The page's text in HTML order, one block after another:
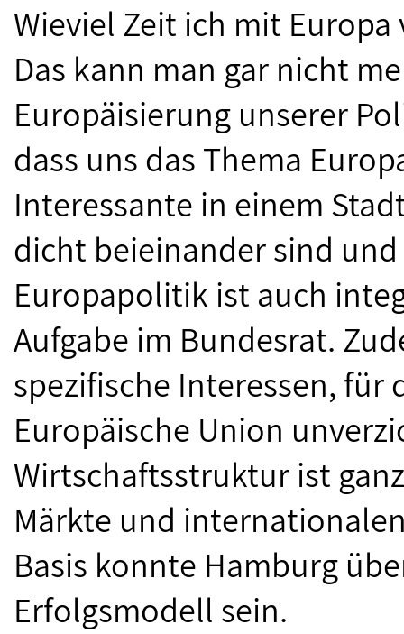
Wieviel Zeit ich mit
Das kann man gar nicht
Europäisierung unserer
dass uns das Thema
Interessante in einem
dicht beieinander sind
Europapolitik ist auch
Aufgabe im Bundesrat.
spezifische Interessen,
Europäische Union
Wirtschaftsstruktur ist
Märkte und
Basis konnte Hamburg
Erfolgsmodell sein.